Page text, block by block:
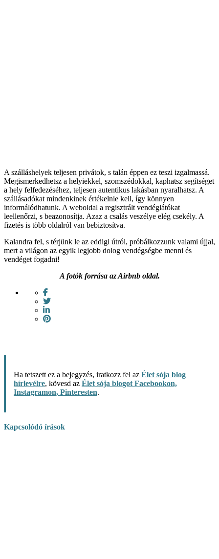
A szálláshelyek teljesen privátok, s talán éppen ez teszi izgalmassá.
Megismerkedhetsz a helyiekkel, szomszédokkal, kaphatsz segítséget
a hely felfedezéséhez, teljesen autentikus lakásban nyaralhatsz. A
szállásadókat mindenkinek értékelnie kell, így könnyen
informálódhatunk. A weboldal a regisztrált vendéglátókat
leellenőrzi, s beazonosítja. Azaz a csalás veszélye elég csekély. A
fizetés is több oldalról van bebiztosítva.
Kalandra fel, s térjünk le az eddigi útról, próbálkozzunk valami újjal,
mert a világon az egyik legjobb dolog vendégségbe menni és
vendéget fogadni!
A fotók forrása az Airbnb oldal.
Ha tetszett ez a bejegyzés, iratkozz fel az Élet sója blog
hírlevélre, kövesd az Élet sója blogot Facebookon,
Instagramon, Pinteresten.
Kapcsolódó írások